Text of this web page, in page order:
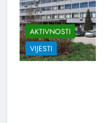
AKTIVNOSTI
VIJESTI